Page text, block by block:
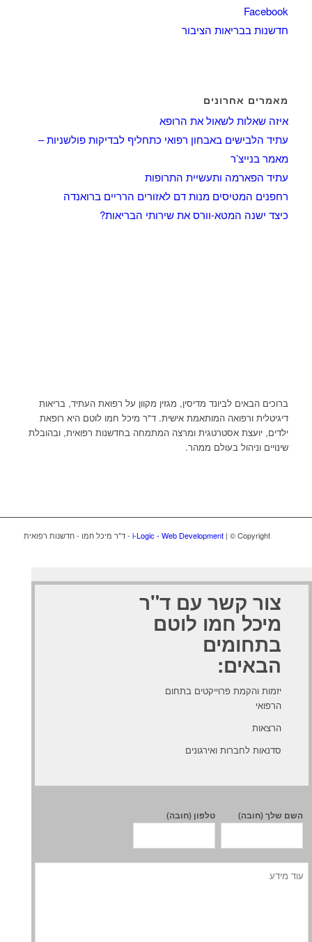
Facebook
חדשנות בבריאות הציבור
מאמרים אחרונים
איזה שאלות לשאול את הרופא
עתיד הלבישים באבחון רפואי כתחליף לבדיקות פולשניות –
מאמר בנייצ’ר
עתיד הפארמה ותעשיית התרופות
רחפנים המטיסים מנות דם לאזורים הרריים ברואנדה
כיצד ישנה המטא-וורס את שירותי הבריאות?
ברוכים הבאים לביונד מדיסין, מגזין מקוון על רפואת העתיד, בריאות
דיגיטלית ורפואה המותאמת אישית. ד"ר מיכל חמו לוטם היא רופאת
ילדים, יועצת אסטרטגית ומרצה המתמחה בחדשנות רפואית, ובהובלת
שינויים וניהול בעולם ממהר.
i-Logic - Web Development | © Copyright - ד"ר מיכל חמו - חדשנות רפואית
צור קשר עם ד"ר
מיכל חמו לוטם
בתחומים
הבאים:
יזמות והקמת פרוייקטים בתחום
הרפואי
הרצאות
סדנאות לחברות ואירגונים
השם שלך (חובה) טלפון (חובה)